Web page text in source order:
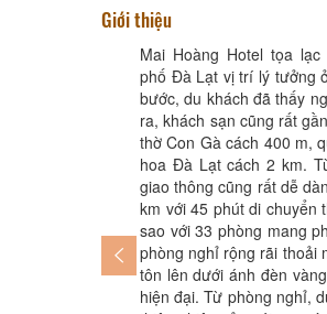
Giới thiệu
Mai Hoàng Hotel tọa
phố Đà Lạt vị trí lý tưởng
bước, du khách đã thấy
ra, khách sạn cũng rất
thờ Con Gà cách 400 m,
hoa Đà Lạt cách 2 km.
giao thông cũng rất dễ
km với 45 phút di chuyển
sao với 33 phòng mang
phòng nghỉ rộng rãi thoải
tôn lên dưới ánh đèn
hiện đại. Từ phòng nghỉ,